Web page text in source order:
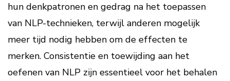
hun denkpatronen en gedrag na het toepassen
van NLP-technieken, terwijl anderen mogelijk
meer tijd nodig hebben om de effecten te
merken. Consistentie en toewijding aan het
oefenen van NLP zijn essentieel voor het behalen